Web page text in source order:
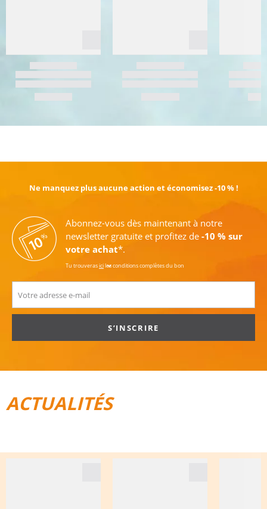
Ne manquez plus aucune action et économisez -10 % !
Abonnez-vous dès maintenant à notre
newsletter gratuite et profitez de -10 % sur
votre achat*.
Tu trouverasiciles conditions complètes du bon
S’INSCRIRE
ACTUALITÉS